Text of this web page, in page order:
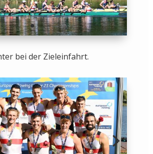
bei der Zieleinfahrt.